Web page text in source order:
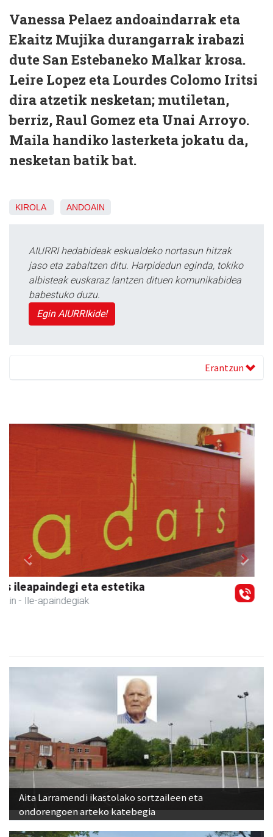
Vanessa Pelaez andoaindarrak eta
Ekaitz Mujika durangarrak irabazi
dute San Estebaneko Malkar krosa.
Leire Lopez eta Lourdes Colomo Iritsi
dira atzetik nesketan; mutiletan,
berriz, Raul Gomez eta Unai Arroyo.
Maila handiko lasterketa jokatu da,
nesketan batik bat.
KIROLA ANDOAIN
AIURRI hedabideak eskualdeko nortasun hitzak
jaso eta zabaltzen ditu. Harpidedun eginda, tokiko
albisteak euskaraz lantzen dituen komunikabidea
babestuko duzu.
Egin AIURRIkide!
Erantzun
Hiru Jatetxea
Andoain - Tabernak
Previous Next
Aita Larramendi ikastolako sortzaileen eta
ondorengoen arteko katebegia